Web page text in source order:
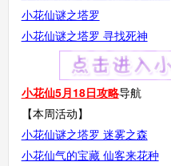
小花仙谜之塔罗
小花仙谜之塔罗 寻找死神
小花仙5月18日攻略导航
【本周活动】
小花仙谜之塔罗 迷雾之森
小花仙气的宝藏 仙客来花种